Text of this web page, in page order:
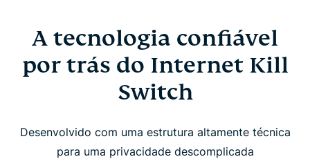
A tecnologia confiável
por trás do Internet Kill
Switch
Desenvolvido com uma estrutura altamente técnica
para uma privacidade descomplicada